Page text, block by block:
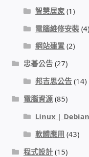
IP-PBX 租賃 借測
通航國際(Tonnet)
DCS 數位通訊
NEC SL2100
安立達(Aristel)
聯盟電子
智慧居家 (1)
電腦維修安裝 (4)
網站建置 (2)
忠碁公告 (27)
邦吉思公告 (14)
電腦資源 (85)
Linux | Debian
軟體應用 (43)
程式設計 (15)